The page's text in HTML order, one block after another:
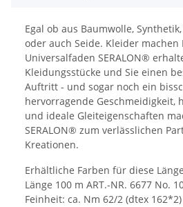
Egal ob aus Baumwolle,
oder auch Seide. Kleider
Universalfaden SERALON®
Kleidungsstücke und Sie einen
Auftritt - und sogar noch ein
hervorragende Geschmeidigkeit,
und ideale Gleiteigenschaften
SERALON® zum verlässlichen
Kreationen.
Erhältliche Farben für diese
Länge 100 m ART.-NR. 6677 No.
Feinheit: ca. Nm 62/2 (dtex